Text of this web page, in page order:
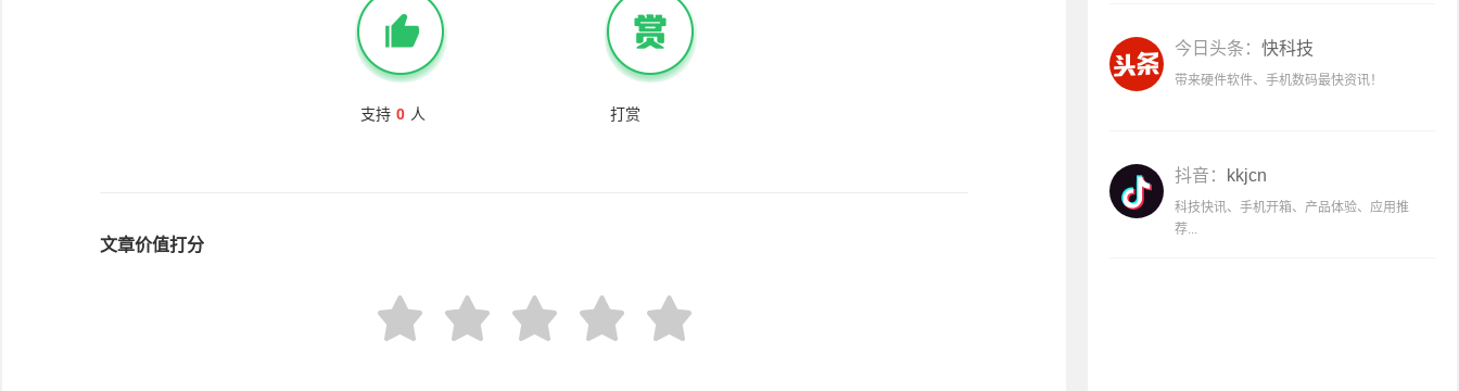
支持 0 人 打赏
文章价值打分
今日头条： 快科技
带来硬件软件、手机数码最快资讯！
抖音： kkjcn
科技快讯、手机开箱、产品体验、应用推
荐...